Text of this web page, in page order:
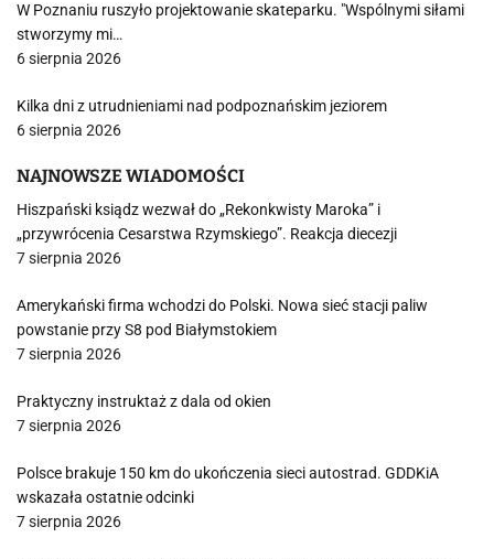
W Poznaniu ruszyło projektowanie skateparku. "Wspólnymi siłami
stworzymy mi…
6 sierpnia 2026
Kilka dni z utrudnieniami nad podpoznańskim jeziorem
6 sierpnia 2026
NAJNOWSZE WIADOMOŚCI
Hiszpański ksiądz wezwał do „Rekonkwisty Maroka” i
„przywrócenia Cesarstwa Rzymskiego”. Reakcja diecezji
7 sierpnia 2026
Amerykański firma wchodzi do Polski. Nowa sieć stacji paliw
powstanie przy S8 pod Białymstokiem
7 sierpnia 2026
Praktyczny instruktaż z dala od okien
7 sierpnia 2026
Polsce brakuje 150 km do ukończenia sieci autostrad. GDDKiA
wskazała ostatnie odcinki
7 sierpnia 2026